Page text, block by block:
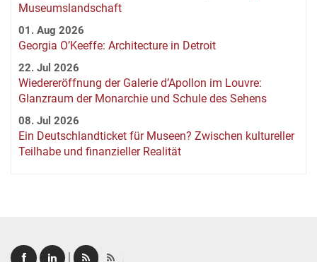
Museumslandschaft
01. Aug 2026
Georgia O’Keeffe: Architecture in Detroit
22. Jul 2026
Wiedereröffnung der Galerie d’Apollon im Louvre:
Glanzraum der Monarchie und Schule des Sehens
08. Jul 2026
Ein Deutschlandticket für Museen? Zwischen kultureller
Teilhabe und finanzieller Realität
|